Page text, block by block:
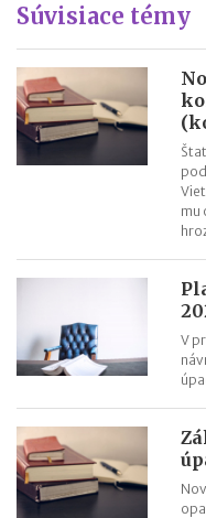
Reštrukturalizácia –
Malý konkurz po novom
Ako podať návrh na
obsahovať
Reštrukturalizácia a
Súvisiace témy
mu
V